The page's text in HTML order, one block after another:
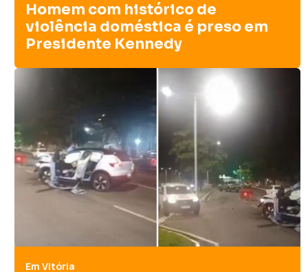
Homem com histórico de
violência doméstica é preso em
Presidente Kennedy
Em Vitória